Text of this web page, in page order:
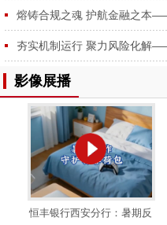
影像展播
恒丰银行西安分行：暑期反